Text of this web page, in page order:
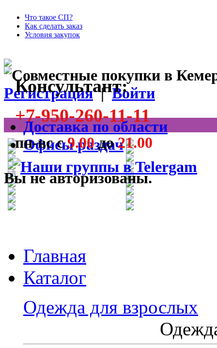
Что такое СП?
Как сделать заказ
Условия закупок
Консультант:
+7-950-260-11-11
пн-вс с9.00до21.00
Регистрация|Войти
Доставка по области
Офисы раздач
Вы не авторизованы.
Главная
Каталог
Одежда для взрослых